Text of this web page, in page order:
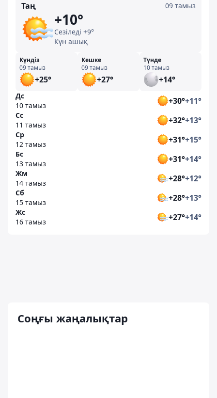
Таң 09 тамыз
+10°
Сезіледі +9°
Күн ашық
Күндіз
09 тамыз
+25°
Кешке
09 тамыз
+27°
Түнде
10 тамыз
+14°
Дс
10 тамыз
+30°+11°
Сс
11 тамыз
+32°+13°
Ср
12 тамыз
+31°+15°
Бс
13 тамыз
+31°+14°
Жм
14 тамыз
+28°+12°
Сб
15 тамыз
+28°+13°
Жс
16 тамыз
+27°+14°
Соңғы жаңалықтар